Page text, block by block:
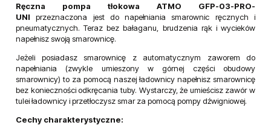
Ręczna pompa tłokowa ATMO GFP-03-PRO-
UNI przeznaczona jest do napełniania smarownic ręcznych i
pneumatycznych. Teraz bez bałaganu, brudzenia rąk i wycieków
napełnisz swoją smarownicę.
Jeżeli posiadasz smarownicę z automatycznym zaworem do
napełniania (zwykle umieszony w górnej części obudowy
smarownicy) to za pomocą naszej ładownicy napełnisz smarownicę
bez konieczności odkręcania tuby. Wystarczy, że umieścisz zawór w
tulei ładownicy i przetłoczysz smar za pomocą pompy dźwigniowej.
Cechy charakterystyczne: